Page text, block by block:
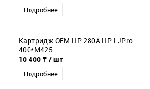
Подробнее
Картридж ОЕM НР 280А НР LJPro
400*M425
10 400 ₸ / шт
Подробнее